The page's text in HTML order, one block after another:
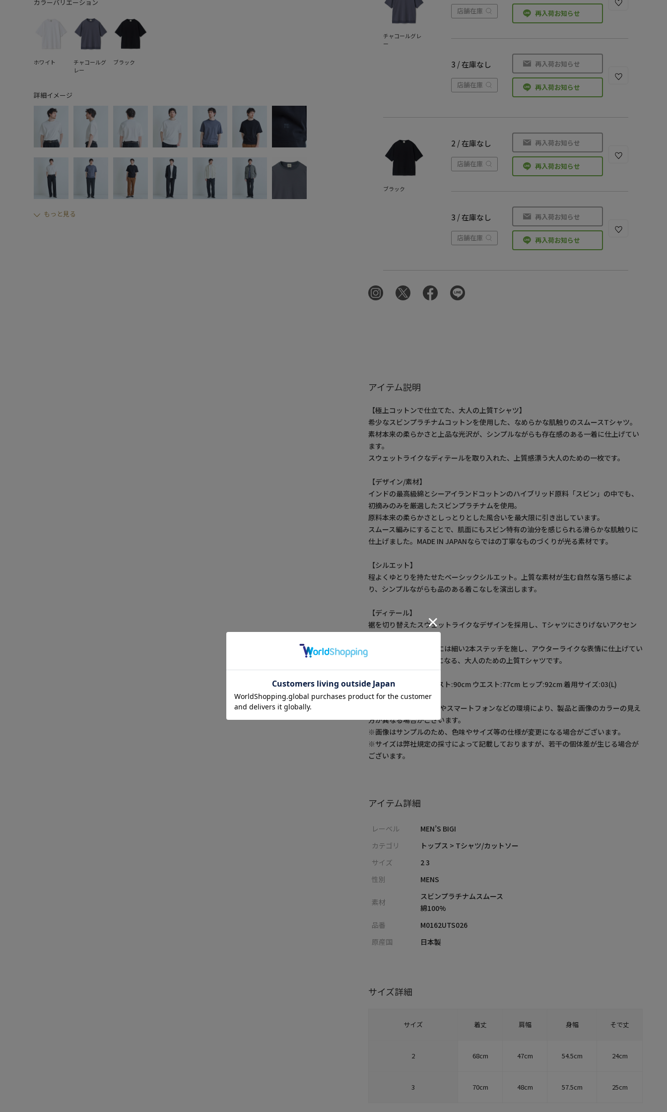
カラーバリエーション
ホワイト
チャコールグ
レー
ブラック
詳細イメージ
もっと見る
チャコールグレ
ー
店舗在庫 再入荷お知らせ
3 / 在庫なし
店舗在庫
再入荷お知らせ
再入荷お知らせ
ブラック
2 / 在庫なし
店舗在庫
再入荷お知らせ
再入荷お知らせ
3 / 在庫なし
店舗在庫
再入荷お知らせ
再入荷お知らせ
アイテム説明
【極上コットンで仕立てた、大人の上質Tシャツ】
希少なスビンプラチナムコットンを使用した、なめらかな肌触りのスムースTシャツ。
素材本来の柔らかさと上品な光沢が、シンプルながらも存在感のある一着に仕上げてい
ます。
スウェットライクなディテールを取り入れた、上質感漂う大人のための一枚です。
【デザイン/素材】
インドの最高級綿とシーアイランドコットンのハイブリッド原料「スビン」の中でも、
初摘みのみを厳選したスビンプラチナムを使用。
原料本来の柔らかさとしっとりとした風合いを最大限に引き出しています。
スムース編みにすることで、肌面にもスビン特有の油分を感じられる滑らかな肌触りに
仕上げました。MADE IN JAPANならではの丁寧なものづくりが光る素材です。
【シルエット】
程よくゆとりを持たせたベーシックシルエット。上質な素材が生む自然な落ち感によ
り、シンプルながらも品のある着こなしを演出します。
【ディテール】
裾を切り替えたスウェットライクなデザインを採用し、Tシャツにさりげないアクセン
アームホールや襟周りには細い2本ステッチを施し、アウターライクな表情に仕上げてい
ます。一枚で着ても様になる、大人のための上質Tシャツです。
モデル:身長:185cm バスト:90cm ウエスト:77cm ヒップ:92cm 着用サイズ:03(L)
※照明・光の加減、PCやスマートフォンなどの環境により、製品と画像のカラーの見え
方が異なる場合がございます。
※画像はサンプルのため、色味やサイズ等の仕様が変更になる場合がございます。
※サイズは弊社規定の採寸によって記載しておりますが、若干の個体差が生じる場合が
ございます。
アイテム詳細
レーベル
MEN’S BIGI
カテゴリ
トップス > Tシャツ/カットソー
サイズ
2 3
性別
MENS
素材
スビンプラチナムスムース
綿100%
品番
M0162UTS026
原産国
日本製
サイズ詳細
サイズ 着丈 肩幅 身幅 そで丈
2 68cm 47cm 54.5cm 24cm
3 70cm 48cm 57.5cm 25cm